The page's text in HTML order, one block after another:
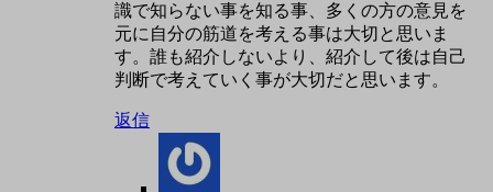
識で知らない事を知る事、多くの方の意見を
元に自分の筋道を考える事は大切と思いま
す。誰も紹介しないより、紹介して後は自己
判断で考えていく事が大切だと思います。
返信